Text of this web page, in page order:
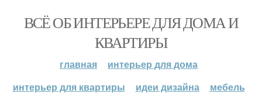
ВСЁ ОБ ИНТЕРЬЕРЕ ДЛЯ ДОМА И
КВАРТИРЫ
главная
интерьер для дома
интерьер для квартиры
идеи дизайна мебель